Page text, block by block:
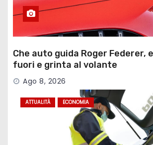
Che auto guida Roger Federer,
fuori e grinta al volante
Ago 8, 2026
ATTUALITÀ ECONOMIA